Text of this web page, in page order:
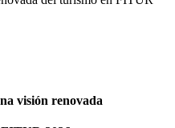
visión renovada